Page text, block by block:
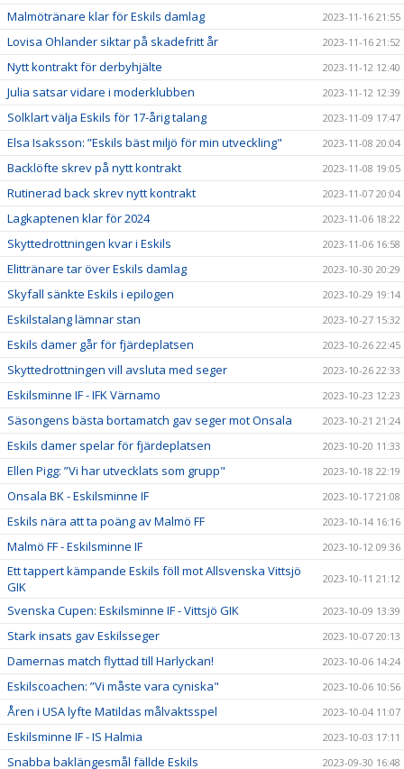
Malmötränare klar för Eskils damlag 2023-11-16 21:55
Lovisa Ohlander siktar på skadefritt år 2023-11-16 21:52
Nytt kontrakt för derbyhjälte 2023-11-12 12:40
Julia satsar vidare i moderklubben 2023-11-12 12:39
Solklart välja Eskils för 17-årig talang 2023-11-09 17:47
Elsa Isaksson: ”Eskils bäst miljö för min utveckling" 2023-11-08 20:04
Backlöfte skrev på nytt kontrakt 2023-11-08 19:05
Rutinerad back skrev nytt kontrakt 2023-11-07 20:04
Lagkaptenen klar för 2024 2023-11-06 18:22
Skyttedrottningen kvar i Eskils 2023-11-06 16:58
Elittränare tar över Eskils damlag 2023-10-30 20:29
Skyfall sänkte Eskils i epilogen 2023-10-29 19:14
Eskilstalang lämnar stan 2023-10-27 15:32
Eskils damer går för fjärdeplatsen 2023-10-26 22:45
Skyttedrottningen vill avsluta med seger 2023-10-26 22:33
Eskilsminne IF - IFK Värnamo 2023-10-23 12:23
Säsongens bästa bortamatch gav seger mot Onsala 2023-10-21 21:24
Eskils damer spelar för fjärdeplatsen 2023-10-20 11:33
Ellen Pigg: ”Vi har utvecklats som grupp" 2023-10-18 22:19
Onsala BK - Eskilsminne IF 2023-10-17 21:08
Eskils nära att ta poäng av Malmö FF 2023-10-14 16:16
Malmö FF - Eskilsminne IF 2023-10-12 09:36
Ett tappert kämpande Eskils föll mot Allsvenska Vittsjö
GIK
2023-10-11 21:12
Svenska Cupen: Eskilsminne IF - Vittsjö GIK 2023-10-09 13:39
Stark insats gav Eskilsseger 2023-10-07 20:13
Damernas match flyttad till Harlyckan! 2023-10-06 14:24
Eskilscoachen: ”Vi måste vara cyniska" 2023-10-06 10:56
Åren i USA lyfte Matildas målvaktsspel 2023-10-04 11:07
Eskilsminne IF - IS Halmia 2023-10-03 17:11
Snabba baklängesmål fällde Eskils 2023-09-30 16:48